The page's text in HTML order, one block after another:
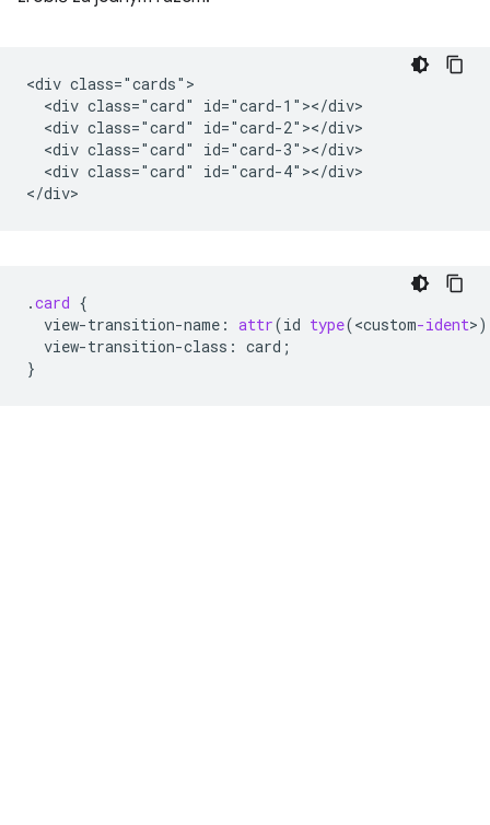
<div class="cards">
  <div class="card" id="card-1"></div>
  <div class="card" id="card-2"></div>
  <div class="card" id="card-3"></div>
  <div class="card" id="card-4"></div>
.card {
view-transition-name : attr(id type(<custom-ident>
view-transition-class : card ;
}